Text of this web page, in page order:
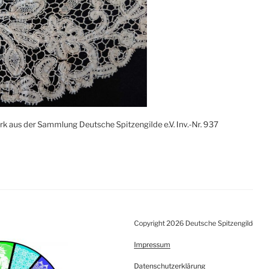
aus der Sammlung Deutsche Spitzengilde e.V. Inv.-Nr. 937
Copyright 2026 Deutsche
Impressum
Datenschutzerklärung